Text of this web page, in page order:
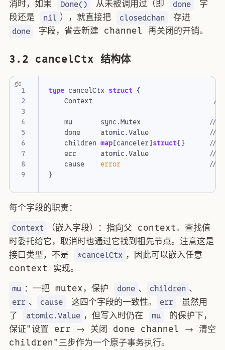
消时，如果 Done() 从未被调用过（即 done
字
段还是
nil ），就直接把 closedchan 存进
done 字段，省去新建 channel 再关闭的开销。
3.2 cancelCtx 结构体
1
2
4
5
6
7
8
9
type cancelCtx struct {
Context
//
mu
sync.Mutex
//
done
atomic.Value
//
children map[canceler]struct{}
//
err
atomic.Value
//
cause
error
//
}
go
每个字段的职责：
Context
（嵌入字段）：指向父 context。查找值
时委托给它，取消时也通过它找到祖先节点。注意这是
接口类型，不是
*cancelCtx ，因此可以嵌入任意
context 实现。
mu ：一把 mutex，保护 done 、 children 、
err 、 cause 这四个字段的一致性。 err
虽然用
了
atomic.Value ，但写入时仍在 mu
的保护下，
保证"设置 err → 关闭 done channel → 清空
children"三步作为一个原子事务执行。